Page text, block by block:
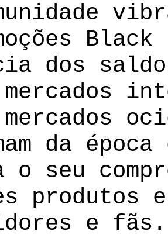
dos
da
seu
produtos
e fãs.